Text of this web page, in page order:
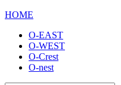
HOME
O-EAST
O-WEST
O-Crest
O-nest